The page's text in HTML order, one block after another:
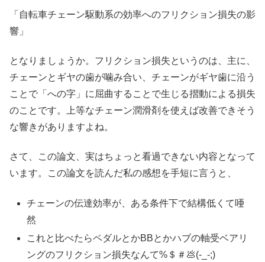
「自転車チェーン駆動系の効率へのフリクション損失の影
響」
となりましょうか。フリクション損失というのは、主に、
チェーンとギヤの歯が噛み合い、チェーンがギヤ歯に沿う
ことで「への字」に屈曲することで生じる摺動による損失
のことです。上等なチェーン潤滑剤を使えば改善できそう
な響きがありますよね。
さて、この論文、実はちょっと看過できない内容となって
います。この論文を読んだ私の感想を手短に言うと、
チェーンの伝達効率が、ある条件下で結構低くて唖
然
これと比べたらペダルとかBBとかハブの軸受ベアリ
ングのフリクション損失なんて%＄＃💩(-_-;)